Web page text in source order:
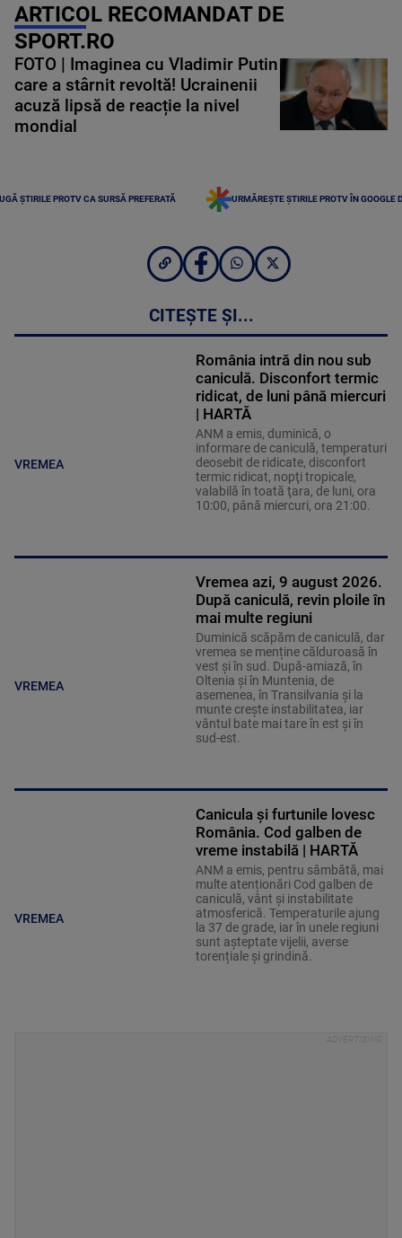
ARTICOL RECOMANDAT DE
SPORT.RO
FOTO | Imaginea cu Vladimir Putin
care a stârnit revoltă! Ucrainenii
acuză lipsă de reacție la nivel
mondial
ȘTIRILE PROTV CA SURSĂ PREFERATĂ URMĂREȘTE ȘTIRILE PROTV ÎN GOOGLE
CITEȘTE ȘI...
VREMEA
România intră din nou sub
caniculă. Disconfort termic
ridicat, de luni până miercuri
| HARTĂ
ANM a emis, duminică, o
informare de caniculă, temperaturi
deosebit de ridicate, disconfort
termic ridicat, nopţi tropicale,
valabilă în toată ţara, de luni, ora
10:00, până miercuri, ora 21:00.
VREMEA
Vremea azi, 9 august 2026.
După caniculă, revin ploile în
mai multe regiuni
Duminică scăpăm de caniculă, dar
vremea se menține călduroasă în
vest și în sud. După-amiază, în
Oltenia și în Muntenia, de
asemenea, în Transilvania și la
munte crește instabilitatea, iar
vântul bate mai tare în est și în
sud-est.
VREMEA
Canicula și furtunile lovesc
România. Cod galben de
vreme instabilă | HARTĂ
ANM a emis, pentru sâmbătă, mai
multe atenționări Cod galben de
caniculă, vânt și instabilitate
atmosferică. Temperaturile ajung
la 37 de grade, iar în unele regiuni
sunt așteptate vijelii, averse
torențiale și grindină.